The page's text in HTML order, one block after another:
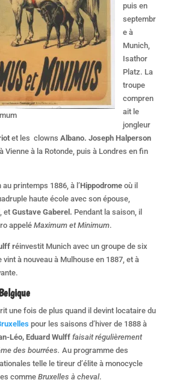
puis en
septembr
e à
Munich,
Isathor
Platz. La
troupe
compren
ait le
jongleur
et les clowns Albano. Joseph Halperson
Vienne à la Rotonde, puis à Londres en fin
printemps 1886, à l’Hippodrome où il
haute école avec son épouse,
, et Gustave Gaberel. Pendant la saison, il
appelé Maximum et Minimum.
réinvestit Munich avec un groupe de six
à nouveau à Mulhouse en 1887, et à
une fois de plus quand il devint locataire du
pour les saisons d’hiver de 1888 à
Léo, Eduard Wulff faisait régulièrement
des bourrées. Au programme des
telle le tireur d’élite à monocycle
comme Bruxelles à cheval.